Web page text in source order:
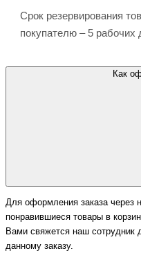
Срок резервирования
покупателю – 5 рабочих
Как
Для оформления заказа через
понравившиеся товары в
Вами свяжется наш сотрудник
данному заказу.